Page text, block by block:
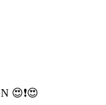
😍❗️😍